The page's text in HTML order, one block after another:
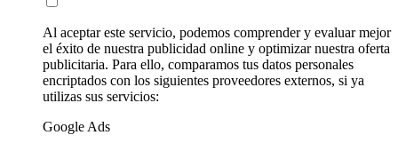
Al aceptar este servicio, podemos comprender y evaluar mejor
el éxito de nuestra publicidad online y optimizar nuestra oferta
publicitaria. Para ello, comparamos tus datos personales
encriptados con los siguientes proveedores externos, si ya
utilizas sus servicios:
Google Ads